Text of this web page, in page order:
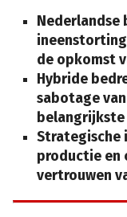
Nederlandse
de opkomst
Hybride
sabotage
Strategische
productie en
vertrouwen